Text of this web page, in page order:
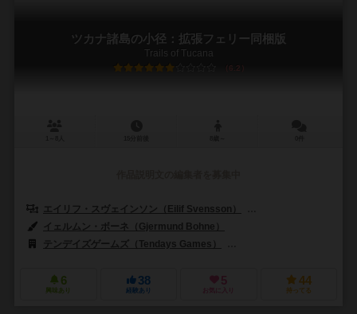
ツカナ諸島の小径：拡張フェリー同梱版
Trails of Tucana
6.2
エイリフ・スヴェインソン（Eilif Svensson）
イェルムン・ボーネ（Gjermund Bohne）
テンデイズゲームズ（Tendays Games）
6
興味あり
38
経験あり
5
お気に入り
44
持ってる